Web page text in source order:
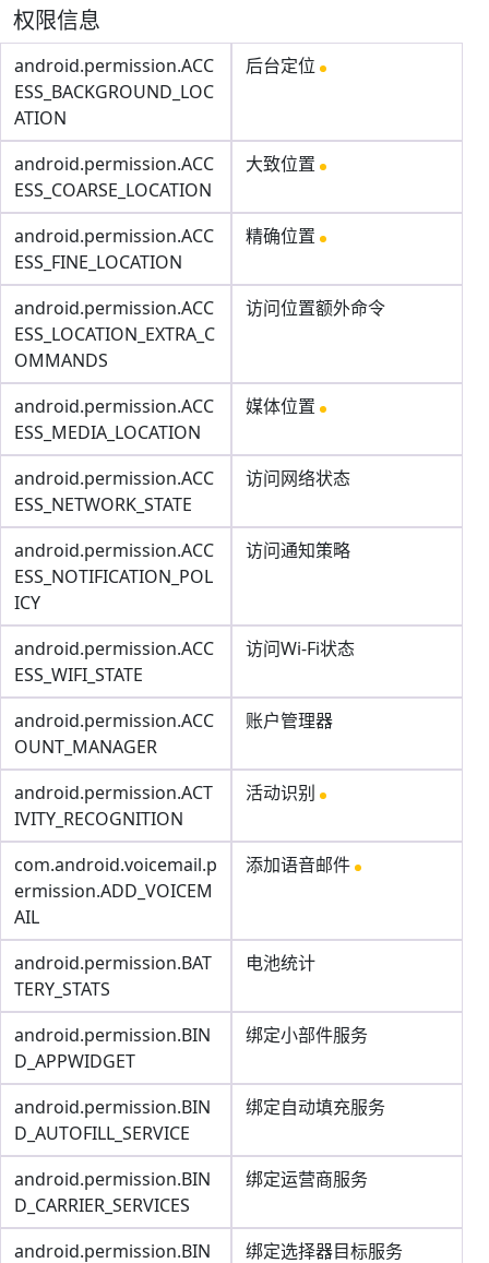
权限信息
android.permission.ACC
ESS_BACKGROUND_LOC
ATION
后台定位
android.permission.ACC
ESS_COARSE_LOCATION
大致位置
android.permission.ACC
ESS_FINE_LOCATION
精确位置
android.permission.ACC
ESS_LOCATION_EXTRA_C
OMMANDS
访问位置额外命令
android.permission.ACC
ESS_MEDIA_LOCATION
媒体位置
android.permission.ACC
ESS_NETWORK_STATE
访问网络状态
android.permission.ACC
ESS_NOTIFICATION_POL
ICY
访问通知策略
android.permission.ACC
ESS_WIFI_STATE
访问Wi-Fi状态
android.permission.ACC
OUNT_MANAGER
账户管理器
android.permission.ACT
IVITY_RECOGNITION
活动识别
com.android.voicemail.p
ermission.ADD_VOICEM
AIL
添加语音邮件
android.permission.BAT
TERY_STATS
电池统计
android.permission.BIN
D_APPWIDGET
绑定小部件服务
android.permission.BIN
D_AUTOFILL_SERVICE
绑定自动填充服务
android.permission.BIN
D_CARRIER_SERVICES
绑定运营商服务
android.permission.BIN 绑定选择器目标服务